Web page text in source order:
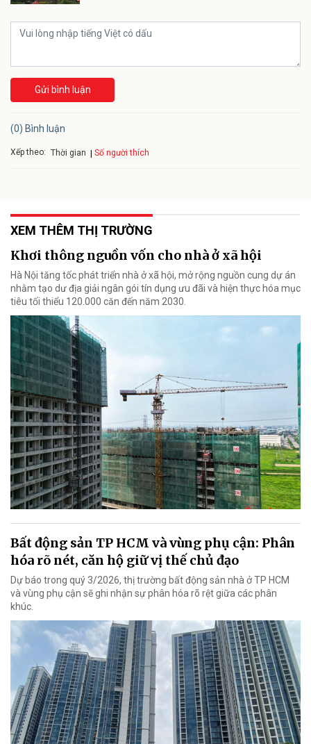
Gửi bình luận
(0) Bình luận
Xếp theo: Thời gian Số người thích
XEM THÊM THỊ TRƯỜNG
Khơi thông nguồn vốn cho nhà ở xã hội
Hà Nội tăng tốc phát triển nhà ở xã hội, mở rộng nguồn cung dự án
nhằm tạo dư địa giải ngân gói tín dụng ưu đãi và hiện thực hóa mục
tiêu tối thiểu 120.000 căn đến năm 2030.
Bất động sản TP HCM và vùng phụ cận: Phân
hóa rõ nét, căn hộ giữ vị thế chủ đạo
Dự báo trong quý 3/2026, thị trường bất động sản nhà ở TP HCM
và vùng phụ cận sẽ ghi nhận sự phân hóa rõ rệt giữa các phân
khúc.